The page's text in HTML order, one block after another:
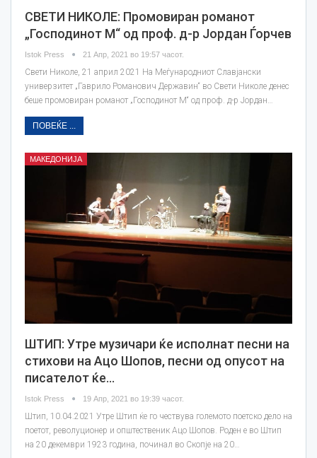
СВЕТИ НИКОЛЕ: Промовиран романот
„Господинот М“ од проф. д-р Јордан Ѓорчев
Istok Press 21 Апр, 2021 во 19:57 часот.
Свети Николе, 21 април 2021 На Меѓународниот Славјански
универзитет „Гаврило Романович Державин“ во Свети Николе денес
беше промовиран романот „Господинот М“ од проф. д-р Јордан…
ПОВЕЌЕ ...
МАКЕДОНИЈА
ШТИП: Утре музичари ќе исполнат песни на
стихови на Ацо Шопов, песни од опусот на
писателот ќе…
Istok Press 19 Апр, 2021 во 19:39 часот.
Штип, 10.04.2021 Утре Штип ќе го чествува големото поетско дело на
поетот, револуционер и општественик Ацо Шопов. Роден е во Штип
на 20 декември 1923 година, починал во Скопје на 20…